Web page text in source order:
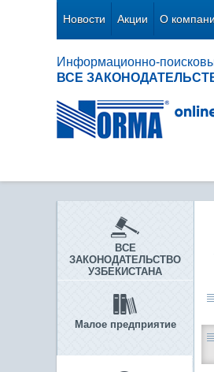
Новости Акции О
Информационно-
ВСЕ
ВСЕ
ЗАКОНОДАТЕЛЬСТВО
УЗБЕКИСТАНА
Малое предприятие